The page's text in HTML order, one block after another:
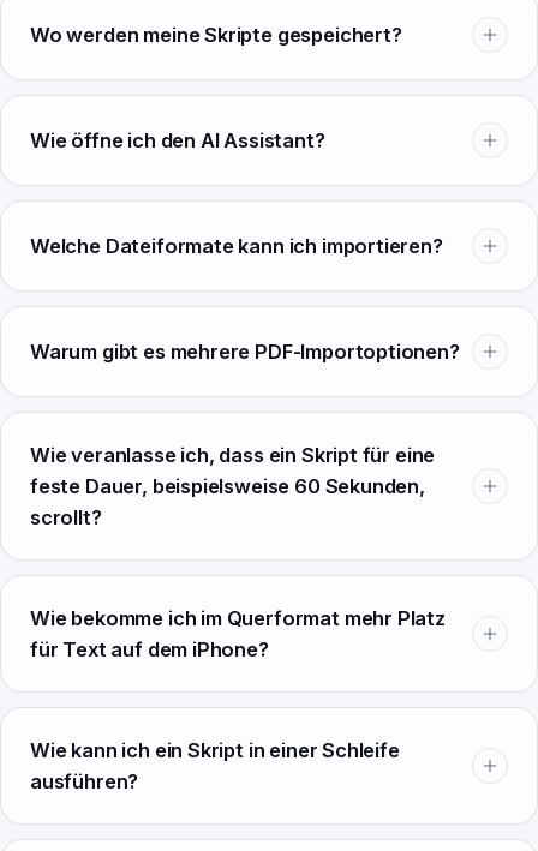
Wo werden meine Skripte gespeichert?
Wie öffne ich den AI Assistant?
Welche Dateiformate kann ich importieren?
Warum gibt es mehrere PDF-Importoptionen?
Wie veranlasse ich, dass ein Skript für eine
feste Dauer, beispielsweise 60 Sekunden,
scrollt?
Wie bekomme ich im Querformat mehr Platz
für Text auf dem iPhone?
Wie kann ich ein Skript in einer Schleife
ausführen?